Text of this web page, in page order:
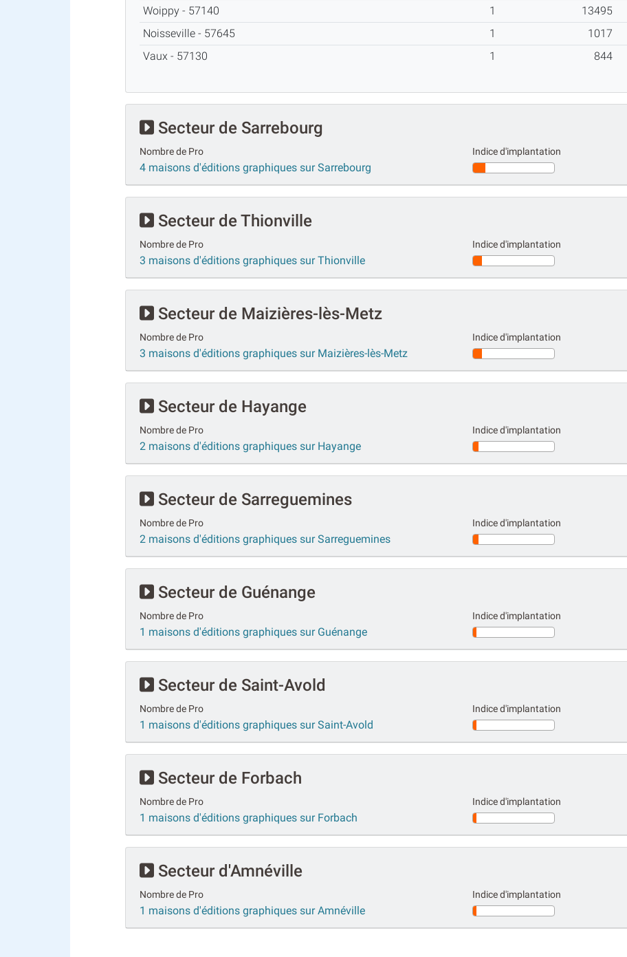
Woippy - 57140
1 13495
Noisseville - 57645
1 1017
Vaux - 57130
1 844
Secteur de Sarrebourg
Nombre de Pro
4 maisons d'éditions graphiques sur Sarrebourg
Indice d'implantation
Secteur de Thionville
Nombre de Pro
3 maisons d'éditions graphiques sur Thionville
Indice d'implantation
Secteur de Maizières-lès-Metz
Nombre de Pro
3 maisons d'éditions graphiques sur Maizières-lès-Metz
Indice d'implantation
Secteur de Hayange
Nombre de Pro
2 maisons d'éditions graphiques sur Hayange
Indice d'implantation
Secteur de Sarreguemines
Nombre de Pro
2 maisons d'éditions graphiques sur Sarreguemines
Indice d'implantation
Secteur de Guénange
Nombre de Pro
1 maisons d'éditions graphiques sur Guénange
Indice d'implantation
Secteur de Saint-Avold
Nombre de Pro
1 maisons d'éditions graphiques sur Saint-Avold
Indice d'implantation
Secteur de Forbach
Nombre de Pro
1 maisons d'éditions graphiques sur Forbach
Indice d'implantation
Secteur d'Amnéville
Nombre de Pro
1 maisons d'éditions graphiques sur Amnéville
Indice d'implantation